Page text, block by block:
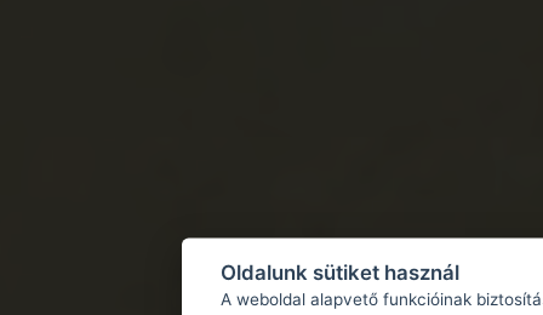
Oldalunk sütiket használ
A weboldal alapvető funkcióinak